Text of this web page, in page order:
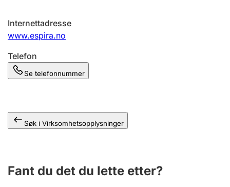
Internettadresse
www.espira.no
Telefon
Se telefonnummer
Søk i Virksomhetsopplysninger
Fant du det du lette etter?